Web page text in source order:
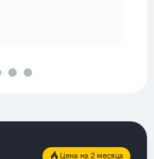
Цена на 2 месяца